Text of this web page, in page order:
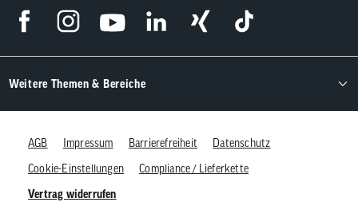
Weitere Themen & Bereiche
AGB Impressum Barrierefreiheit
Datenschutz
Cookie-Einstellungen
Compliance / Lieferkette
Vertrag widerrufen